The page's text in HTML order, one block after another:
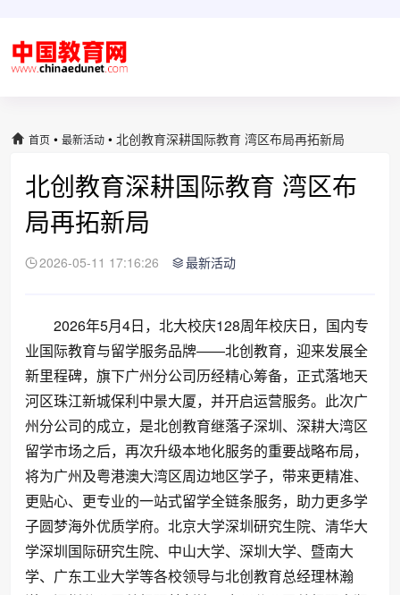
首页 • 最新活动 • 北创教育深耕国际教育 湾区布局再拓新局
北创教育深耕国际教育 湾区布
局再拓新局
2026-05-11 17:16:26 最新活动
2026年5月4日，北大校庆128周年校庆日，国内专
业国际教育与留学服务品牌——北创教育，迎来发展全
新里程碑，旗下广州分公司历经精心筹备，正式落地天
河区珠江新城保利中景大厦，并开启运营服务。此次广
州分公司的成立，是北创教育继落子深圳、深耕大湾区
留学市场之后，再次升级本地化服务的重要战略布局，
将为广州及粤港澳大湾区周边地区学子，带来更精准、
更贴心、更专业的一站式留学全链条服务，助力更多学
子圆梦海外优质学府。北京大学深圳研究生院、清华大
学深圳国际研究生院、中山大学、深圳大学、暨南大
学、广东工业大学等各校领导与北创教育总经理林瀚